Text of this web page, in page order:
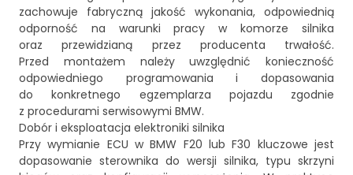
zachowuje fabryczną jakość wykonania, odpowiednią
odporność na warunki pracy w komorze silnika
oraz przewidzianą przez producenta trwałość.
Przed montażem należy uwzględnić konieczność
odpowiedniego programowania i dopasowania
do konkretnego egzemplarza pojazdu zgodnie
z procedurami serwisowymi BMW.
Dobór i eksploatacja elektroniki silnika
Przy wymianie ECU w BMW F20 lub F30 kluczowe jest
dopasowanie sterownika do wersji silnika, typu skrzyni